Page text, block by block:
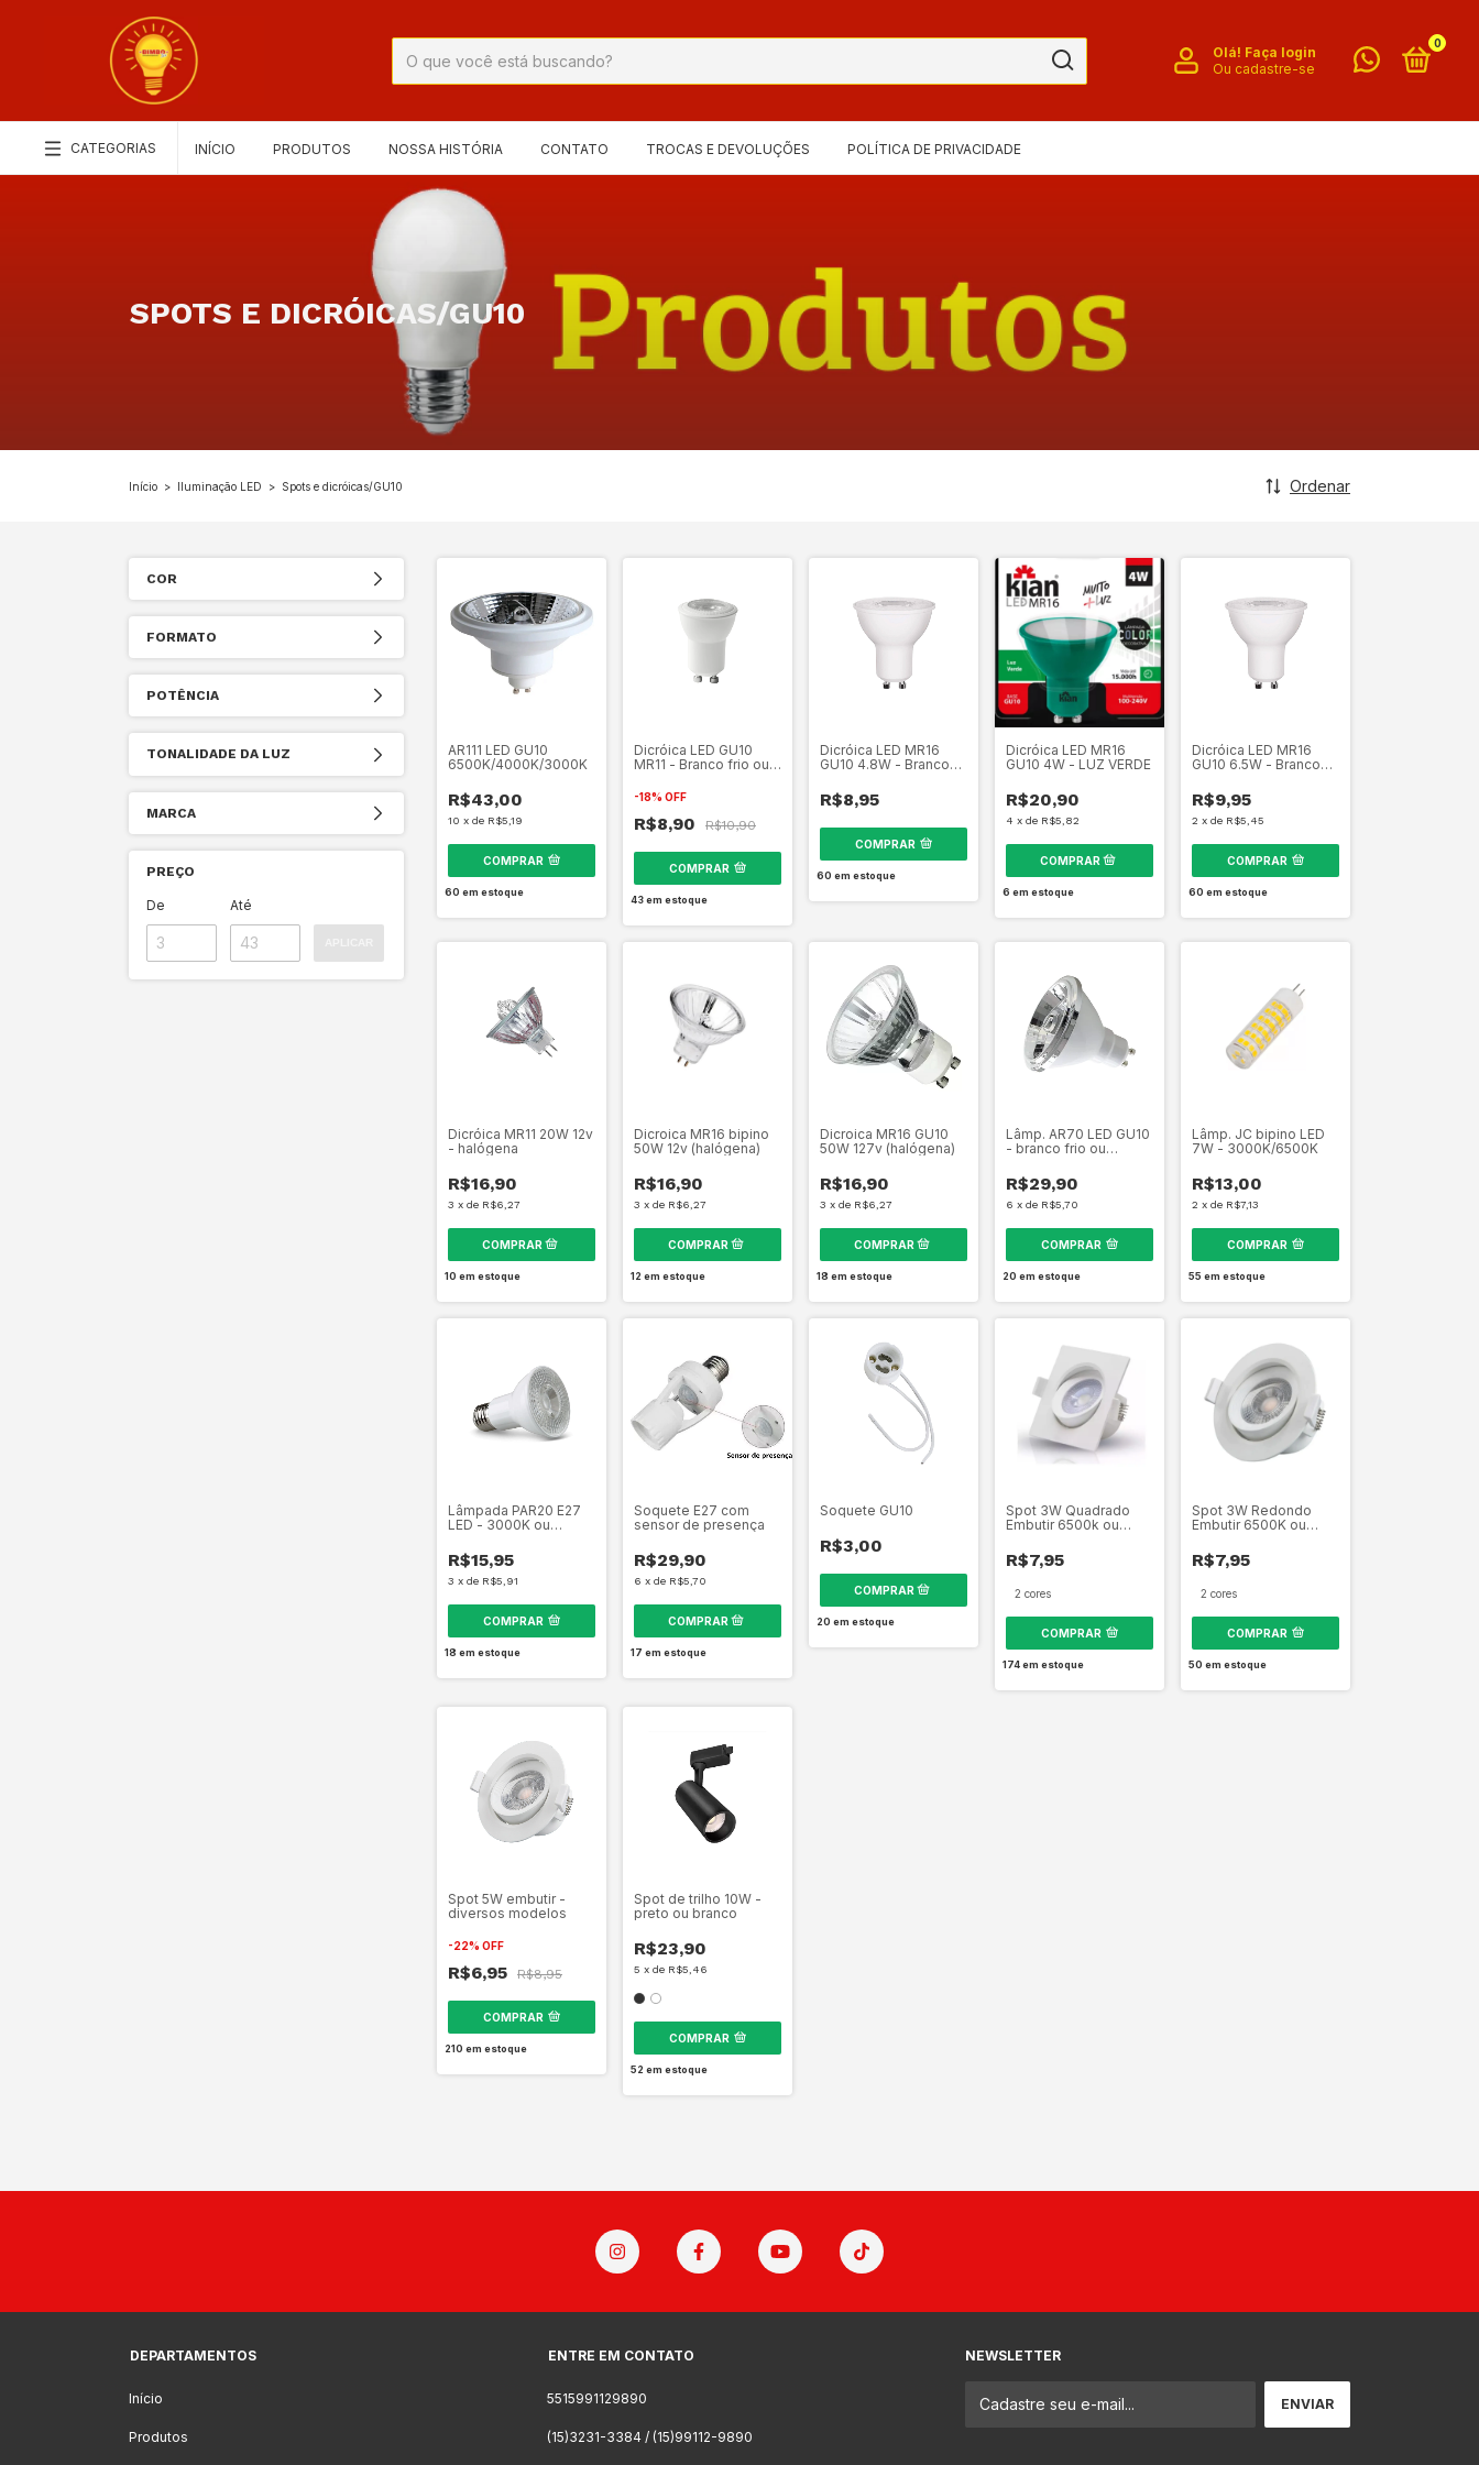
Olá! Faça login
Ou cadastre-se
0
CATEGORIAS INÍCIO PRODUTOS NOSSA HISTÓRIA CONTATO TROCAS E DEVOLUÇÕES POLÍTICA DE PRIVACIDADE
SPOTS E DICRÓICAS/GU10
Início > Iluminação LED > Spots e dicróicas/GU10 Ordenar
COR
FORMATO
POTÊNCIA
TONALIDADE DA LUZ
MARCA
PREÇO
De Até
AR111 LED GU10
6500K/4000K/3000K
R$43,00
10 x de R$5,19
COMPRAR
60 em estoque
Dicróica LED GU10
MR11 - Branco frio ou
-18% OFF
R$8,90 R$10,90
COMPRAR
43em estoque
Dicróica LED MR16
GU10 4.8W - Branco
R$8,95
COMPRAR
60 em estoque
Dicróica LED MR16
GU10 4W - LUZ VERDE
R$20,90
4 x de R$5,82
6 em estoque
Dicróica LED MR16
GU10 6.5W - Branco
R$9,95
2 x de R$5,45
COMPRAR
60 em estoque
Dicróica MR11 20W 12v
- halógena
R$16,90
3 x de R$6,27
10 em estoque
Dicroica MR16 bipino
50W 12v (halógena)
R$16,90
3 x de R$6,27
12 em estoque
Dicroica MR16 GU10
50W 127v (halógena)
R$16,90
3 x de R$6,27
18 em estoque
Lâmp. AR70 LED GU10
- branco frio ou
R$29,90
6 x de R$5,70
COMPRAR
20 em estoque
Lâmp. JC bipino LED
7W - 3000K/6500K
R$13,00
2 x de R$7,13
COMPRAR
55 em estoque
Lâmpada PAR20 E27
LED - 3000K ou
R$15,95
3 x de R$5,91
COMPRAR
18 em estoque
Soquete E27 com
sensor de presença
R$29,90
6 x de R$5,70
17 em estoque
Soquete GU10
R$3,00
20 em estoque
Spot 3W Quadrado
Embutir 6500k ou
R$7,95
2 cores
COMPRAR
174em estoque
Spot 3W Redondo
Embutir 6500K ou
R$7,95
2 cores
COMPRAR
50 em estoque
Spot 5W embutir -
diversos modelos
-22% OFF
R$6,95 R$8,95
COMPRAR
210 em estoque
Spot de trilho 10W -
preto ou branco
R$23,90
5 x de R$5,46
COMPRAR
52 em estoque
DEPARTAMENTOS
Início
Produtos
ENTRE EM CONTATO
5515991129890
(15)3231-3384 / (15)99112-9890
NEWSLETTER